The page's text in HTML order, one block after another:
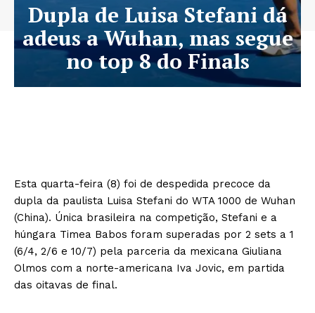
Dupla de Luisa Stefani dá
adeus a Wuhan, mas segue
no top 8 do Finals
Esta quarta-feira (8) foi de despedida precoce da
dupla da paulista Luisa Stefani do WTA 1000 de Wuhan
(China). Única brasileira na competição, Stefani e a
húngara Timea Babos foram superadas por 2 sets a 1
(6/4, 2/6 e 10/7) pela parceria da mexicana Giuliana
Olmos com a norte-americana Iva Jovic, em partida
das oitavas de final.